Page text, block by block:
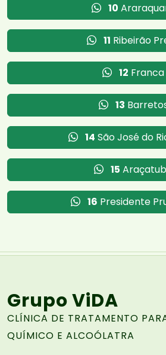
10
11 Ribeirão
12 Franca
13
14 São José do
15
16 Presidente
Grupo ViDA
CLÍNICA DE TRATAMENTO
QUÍMICO E ALCOÓLATRA